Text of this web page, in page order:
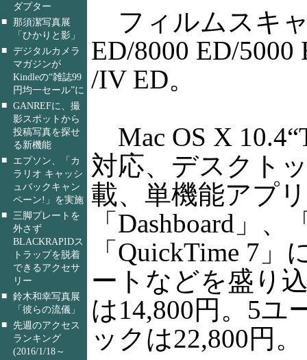
ダプター
■ 那須潔写真展
「ひかりと影」
■ デジタルカメラ
マガジンが
Kindleの“雑誌99
円均一セール”に
■ GANREFに、撮
影スポットから
投稿写真を探せ
る新機能
■
エプソン、「カ
ラリオ キャッシ
ュバックキャン
ペーン!」を実施
■ 三脚プレートを
外さず
BLACKRAPIDス
トラップを脱着
できるアクセサ
リー
■ 鈴木和幸写真展
「彼らの流儀」
■ 先週のアクセス
ランキング
(2016/1/18～
フィルムスキャ
ED/8000 ED/5000
/IV ED。
Mac OS X
対応、デスクト
載、単機能アプ
「Dashboard」
「QuickTime 7
ートなどを盛り
は14,800円。5ユ
ックは22,800円。